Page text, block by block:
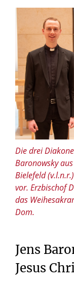
Die drei
Baronowsky
Bielefeld
vor. Erzbischof
das
Dom.
Jens
Jesus